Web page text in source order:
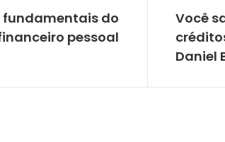
fundamentais do
pessoal
Você
Daniel